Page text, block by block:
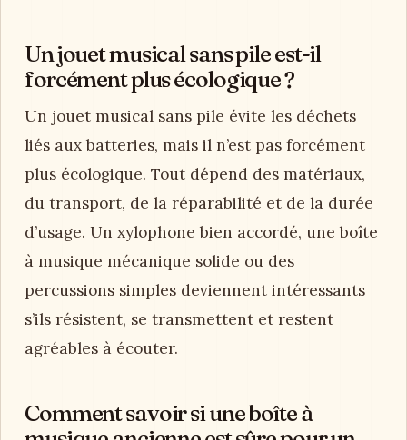
Un jouet musical sans pile est-il
forcément plus écologique ?
Un jouet musical sans pile évite les déchets
liés aux batteries, mais il n’est pas forcément
plus écologique. Tout dépend des matériaux,
du transport, de la réparabilité et de la durée
d’usage. Un xylophone bien accordé, une boîte
à musique mécanique solide ou des
percussions simples deviennent intéressants
s’ils résistent, se transmettent et restent
agréables à écouter.
Comment savoir si une boîte à